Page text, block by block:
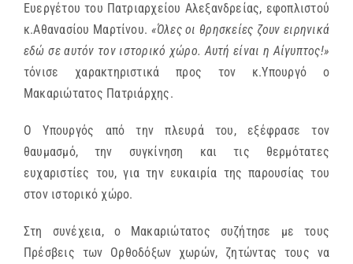
Ευεργέτου του Πατριαρχείου Αλεξανδρείας, εφοπλιστού
κ.Αθανασίου Μαρτίνου. «Όλες οι θρησκείες ζουν ειρηνικά
εδώ σε αυτόν τον ιστορικό χώρο. Αυτή είναι η Αίγυπτος!»
τόνισε χαρακτηριστικά προς τον κ.Υπουργό ο
Μακαριώτατος Πατριάρχης.
Ο Υπουργός από την πλευρά του, εξέφρασε τον
θαυμασμό, την συγκίνηση και τις θερμότατες
ευχαριστίες του, για την ευκαιρία της παρουσίας του
στον ιστορικό χώρο.
Στη συνέχεια, ο Μακαριώτατος συζήτησε με τους
Πρέσβεις των Ορθοδόξων χωρών, ζητώντας τους να